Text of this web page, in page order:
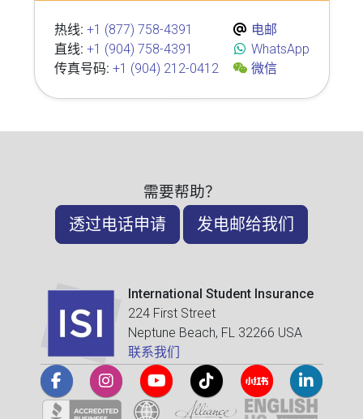
热线: +1 (877) 758-4391
直线: +1 (904) 758-4391
传真号码: +1 (904) 212-0412
电邮
WhatsApp
微信
需要帮助？
透过电话申请 发电邮给我们
International Student Insurance
224 First Street
Neptune Beach, FL 32266 USA
联系我们